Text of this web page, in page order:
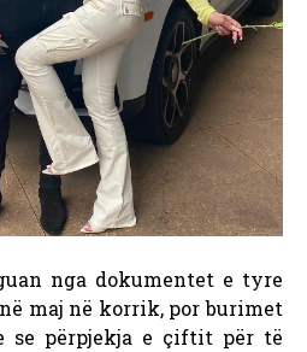
nga dokumentet e tyre
maj në korrik, por burimet
se përpjekja e çiftit për të